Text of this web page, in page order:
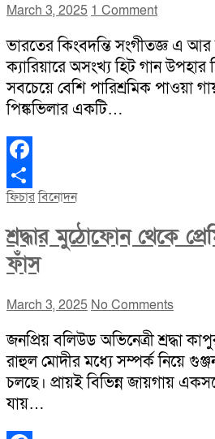
March 3, 2025 1 Comment
ভারতের কিংবদন্তি সংগীতজ্ঞ এ আর
ক্যারিয়ারে অসংখ্য হিট গান উপহার
সবচেয়ে বেশি পারিশ্রমিক পাওয়া
পিঙ্কভিলার একটি…
Facebook
Share
ফিচারবিনোদন
শ্রদ্ধার মুঠোফোন থেকে
ফাঁস
March 3, 2025 No Comments
জনপ্রিয় বলিউড অভিনেত্রী শ্রদ্ধা
রাহুল মোদীর মধ্যে সম্পর্ক নিয়ে
চলছে। প্রায়ই বিভিন্ন জায়গায়
যায়…